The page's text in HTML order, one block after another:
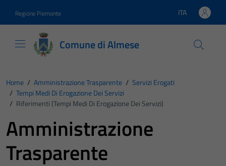
Regione Piemonte Lingua attiva:
ITA
Comune di Almese
Home / Amministrazione Trasparente / Servizi Erogati
/ Tempi Medi Di Erogazione Dei Servizi
/ Riferimenti (Tempi Medi Di Erogazione Dei Servizi)
Amministrazione
Trasparente